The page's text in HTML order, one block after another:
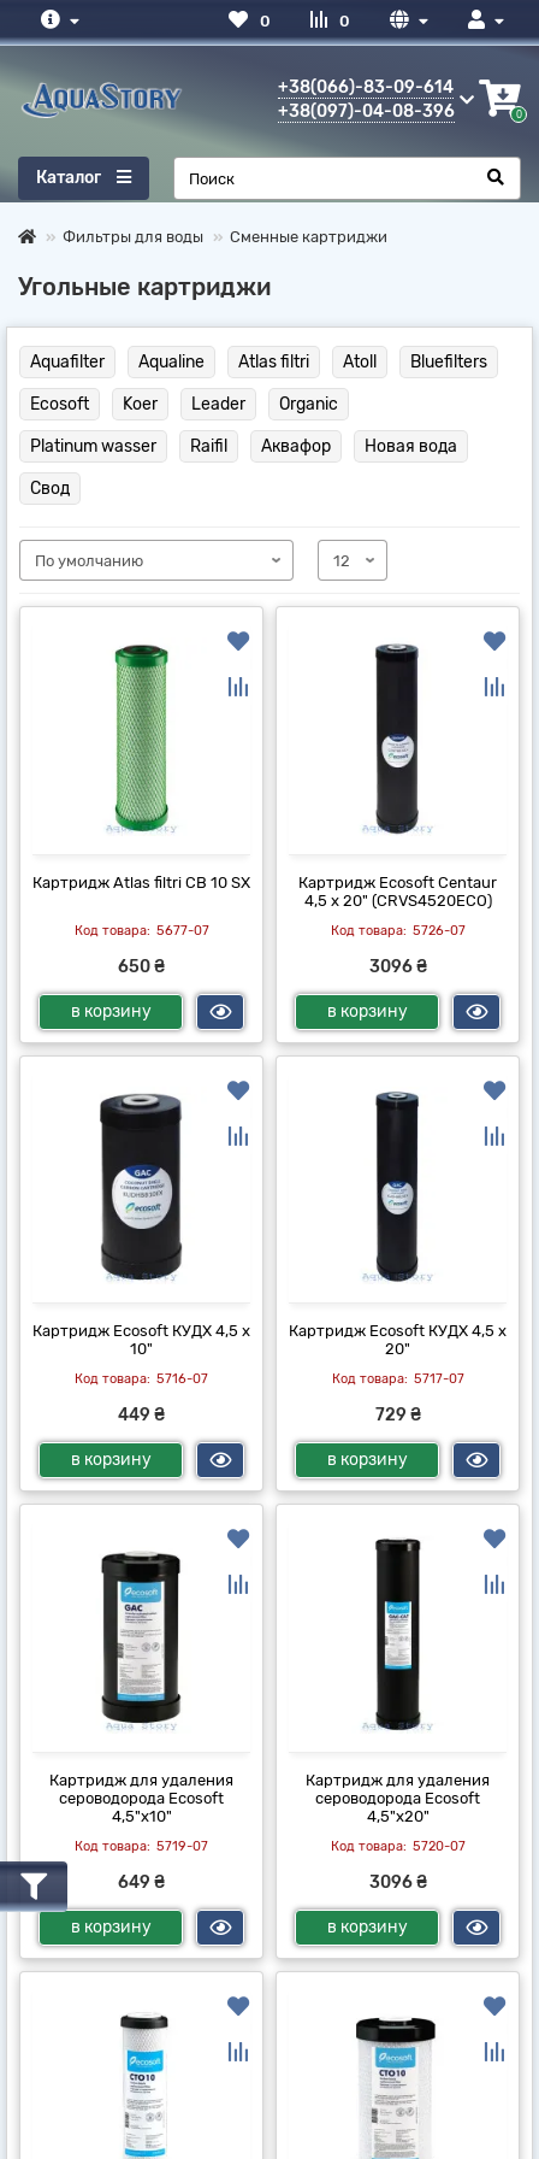
0
0
+38(066)-83-09-614
+38(097)-04-08-396
0
Каталог
Фильтры для воды Сменные картриджи
Угольные картриджи
Aquafilter Aqualine Atlas filtri Atoll Bluefilters
Ecosoft Koer Leader Organic
Platinum wasser Raifil Аквафор Новая вода
Свод
Картридж Atlas filtri CB 10 SX
5677-07
650 ₴
в корзину
Картридж Ecosoft Centaur
4,5 x 20" (CRVS4520ECO)
5726-07
3096 ₴
в корзину
Картридж Ecosoft КУДХ 4,5 x
10"
5716-07
449 ₴
в корзину
Картридж Ecosoft КУДХ 4,5 x
20"
5717-07
729 ₴
в корзину
Картридж для удаления
сероводорода Ecosoft
4,5"х10"
5719-07
649 ₴
в корзину
Картридж для удаления
сероводорода Ecosoft
4,5"х20"
5720-07
3096 ₴
в корзину